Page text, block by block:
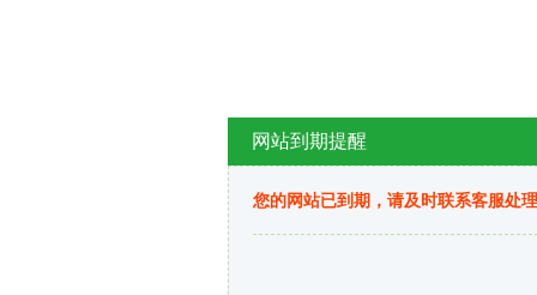
网站到期提醒
您的网站已到期，请及时联系客服处理